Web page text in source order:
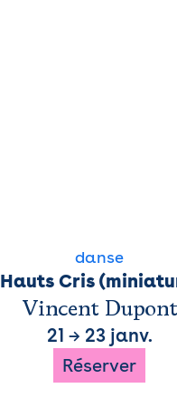
danse
Hauts Cris
Vincent Dupont
21 → 23 janv.
Réserver